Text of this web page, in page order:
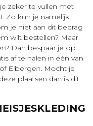
zeker te vullen met
Zo kun je namelijk
je niet aan dit bedrag
wilt bestellen? Maar
Dan bespaar je op
af te halen in één van
Eibergen. Mocht je
plaatsen dan is dit